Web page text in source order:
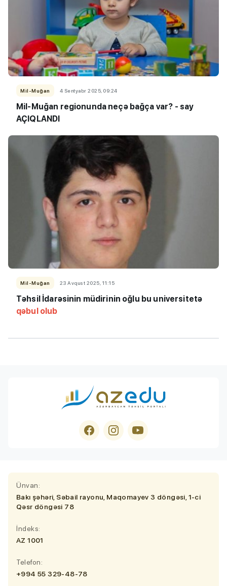
Mil-Muğan 4 Sentyabr 2025, 09:24
Mil-Muğan regionunda neçə bağça var? - say
AÇIQLANDI
Mil-Muğan 23 Avqust 2025, 11:15
Təhsil İdarəsinin müdirinin oğlu bu universitetə
qəbul olub
Ünvan:
Bakı şəhəri, Səbail rayonu, Maqomayev 3 döngəsi, 1-ci
Qəsr döngəsi 78
İndeks:
AZ 1001
Telefon:
+994 55 329-48-78